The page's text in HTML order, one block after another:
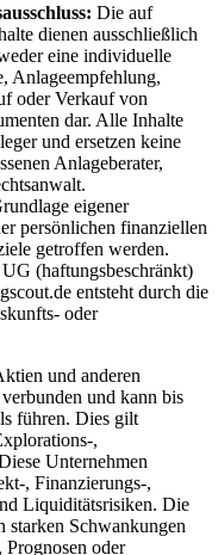
Die auf
dienen ausschließlich
eine individuelle
Anlageempfehlung,
oder Verkauf von
dar. Alle Inhalte
und ersetzen keine
Anlageberater,
eigener
persönlichen finanziellen
getroffen werden.
(haftungsbeschränkt)
entsteht durch die
oder
und anderen
und kann bis
führen. Dies gilt
,
Unternehmen
, Finanzierungs-,
Liquiditätsrisiken. Die
starken Schwankungen
oder